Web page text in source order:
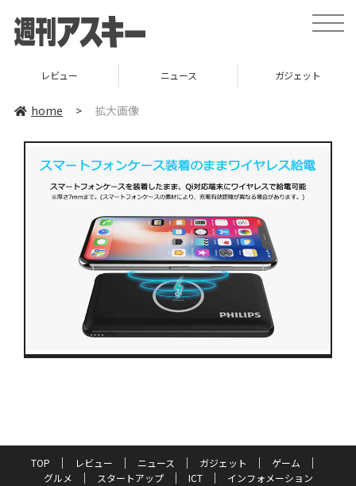
toggle
レビュー ニュース ガジェット
home > 拡大画像
TOP レビュー ニュース ガジェット
ゲーム
グルメ
スタートアップ ICT
インフォメーション